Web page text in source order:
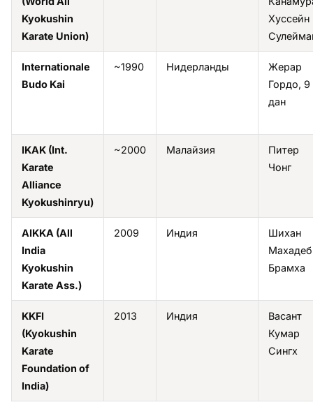
Kyokushin
Karate Union)
Хуссейн
Internationale
Budo Kai
~1990 Нидерланды
Жерар
Гордо, 9
дан
IKAK (Int.
Karate
Alliance
Kyokushinryu)
~2000 Малайзия
Питер
Чонг
AIKKA (All
India
Kyokushin
Karate Ass.)
2009 Индия
Шихан
Махадеб
Брамха
KKFI
(Kyokushin
Karate
Foundation of
India)
2013 Индия
Васант
Кумар
Сингх